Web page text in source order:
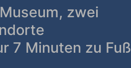
zwei
7 Minuten zu Fuß